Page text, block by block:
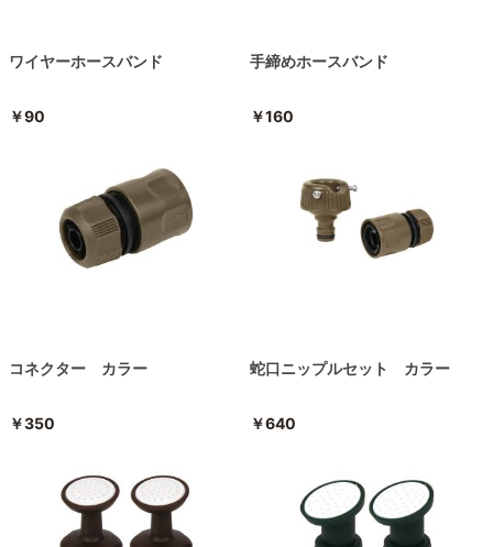
ワイヤーホースバンド
￥90
手締めホースバンド
￥160
コネクター カラー
￥350
蛇口ニップルセット カラー
￥640